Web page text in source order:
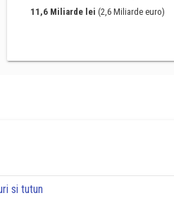
11,6 Miliarde lei (2,6 Miliarde euro)
si tutun